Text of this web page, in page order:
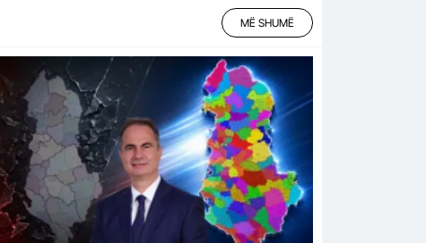
MË SHUMË